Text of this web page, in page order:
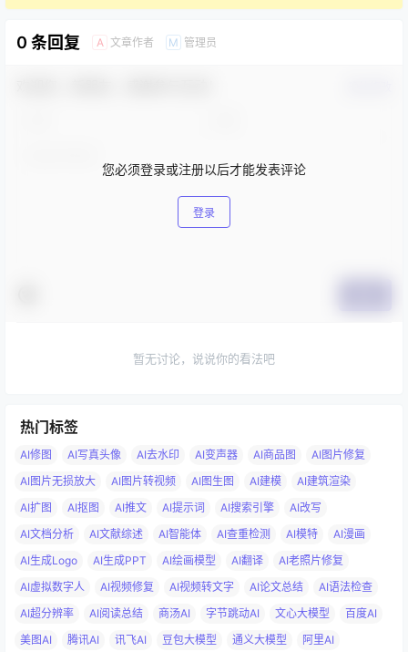
0 条回复 A 文章作者 M 管理员
您必须登录或注册以后才能发表评论
登录
暂无讨论，说说你的看法吧
热门标签
AI修图 AI写真头像 AI去水印 AI变声器 AI商品图
AI图片修复
AI图片无损放大
AI图片转视频 AI图生图 AI建模
AI建筑渲染
AI扩图
AI抠图 AI推文 AI提示词 AI搜索引擎
AI改写
AI文档分析
AI文献综述 AI智能体 AI查重检测 AI模特
AI漫画
AI生成Logo
AI生成PPT AI绘画模型 AI翻译
AI老照片修复
AI虚拟数字人
AI视频修复 AI视频转文字 AI论文总结
AI语法检查
AI超分辨率
AI阅读总结 商汤AI 字节跳动AI 文心大模型
百度AI
美图AI
腾讯AI 讯飞AI 豆包大模型 通义大模型 阿里AI